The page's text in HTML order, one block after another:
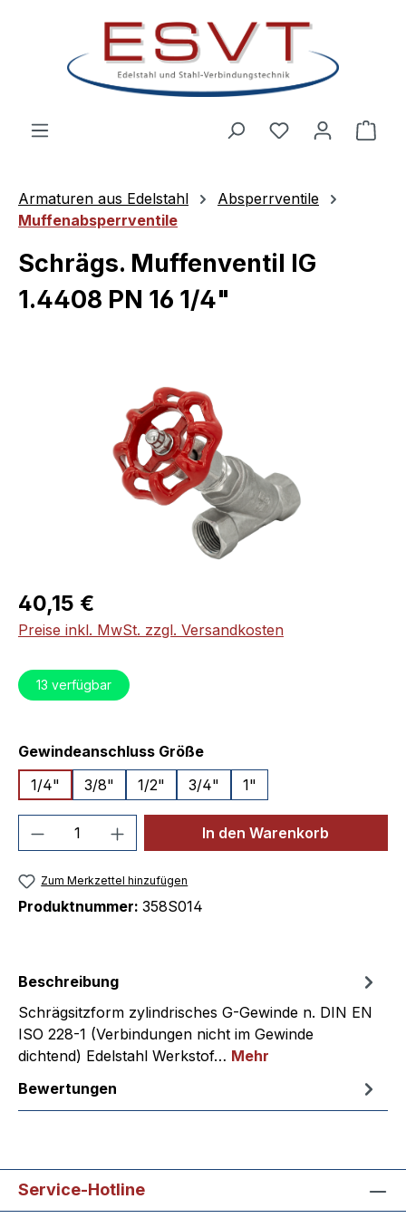
Zum Hauptinhalt springen
Armaturen aus Edelstahl
Absperrventile
Muffenabsperrventile
Schrägs. Muffenventil IG
1.4408 PN 16 1/4"
Regulärer Preis:
40,15 €
Preise inkl. MwSt. zzgl. Versandkosten
13 verfügbar
Gewindeanschluss Größeauswählen
1/4"
3/8" 1/2" 3/4" 1"
Produkt Anzahl: Gib denIn den Warenkorb
Zum Merkzettel hinzufügen
Produktnummer: 358S014
Beschreibung
Schrägsitzform zylindrisches G-Gewinde n. DIN EN
ISO 228-1 (Verbindungen nicht im Gewinde
dichtend) Edelstahl Werkstof… Mehr
Bewertungen
Service-Hotline